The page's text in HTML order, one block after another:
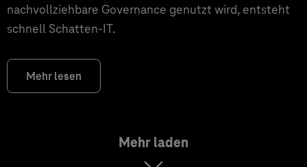
nachvollziehbare Governance genutzt wird, entsteht
schnell Schatten-IT.
Mehr lesen
Mehr laden